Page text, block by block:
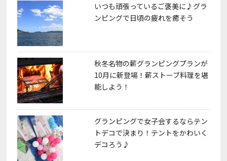
いつも頑張っているご褒美に♪グラ
ンピングで日頃の疲れを癒そう
秋冬名物の薪グランピングプランが
10月に新登場！薪ストーブ料理を堪
能しよう！
グランピングで女子会するならテン
トデコで決まり！テントをかわいく
デコろう♪